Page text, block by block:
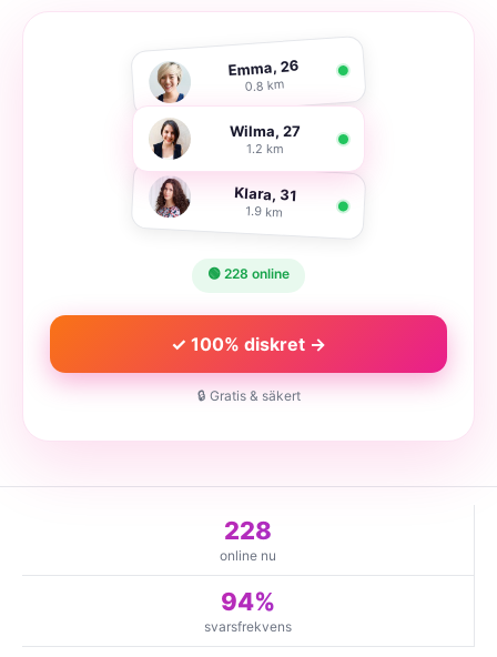
Emma, 26
0.8 km
Wilma, 27
1.2 km
Klara, 31
1.9 km
🟢 228 online
✓ 100% diskret →
🔒 Gratis & säkert
228
online nu
94%
svarsfrekvens